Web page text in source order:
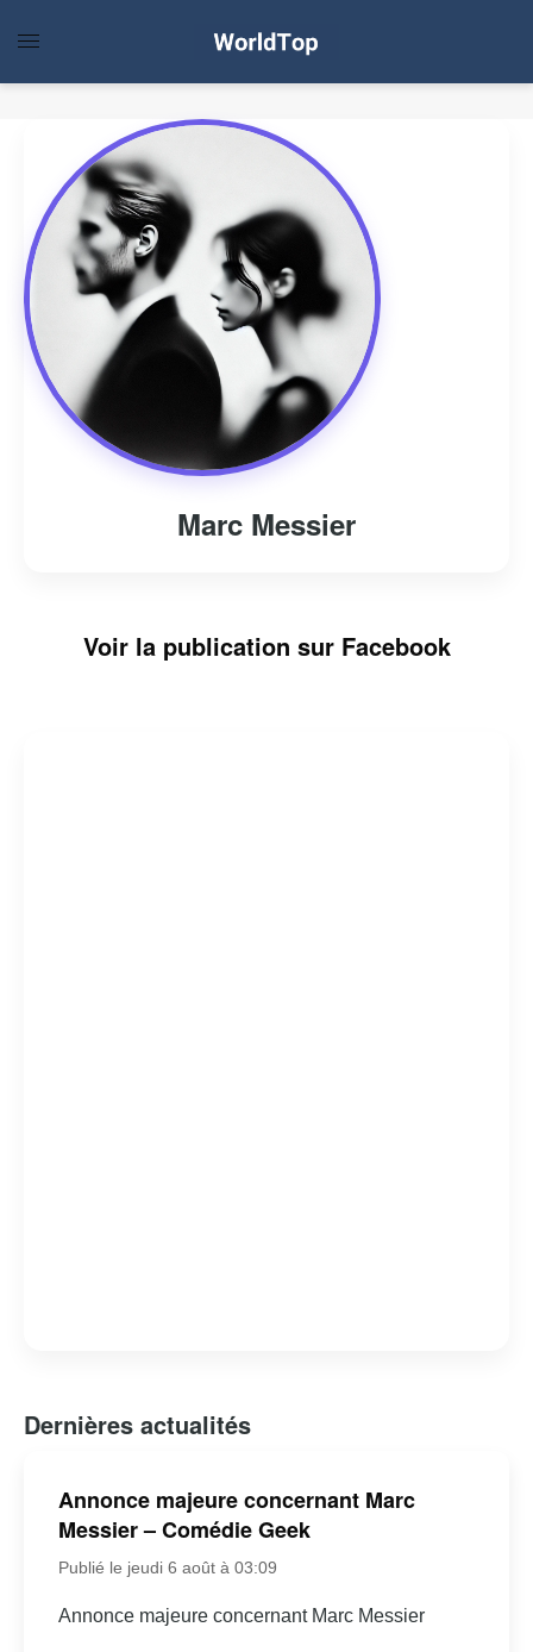
Marc Messier
Voir la publication sur Facebook
Dernières actualités
Annonce majeure concernant Marc
Messier – Comédie Geek
Publié le jeudi 6 août à 03:09
Annonce majeure concernant Marc Messier